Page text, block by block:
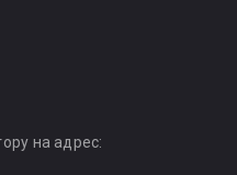
на адрес: